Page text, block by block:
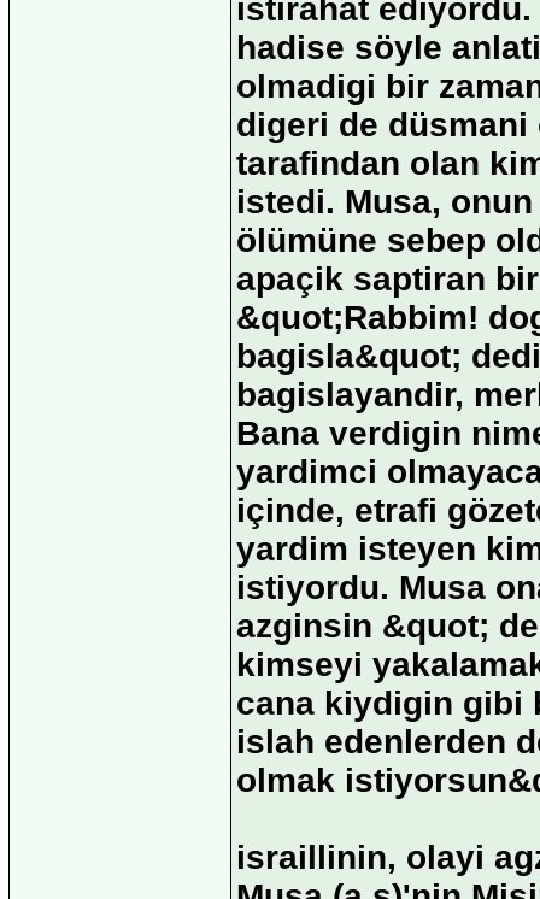
istirahat
hadise söyle
olmadigi bir
digeri de
tarafindan olan
istedi. Musa,
ölümüne sebep
apaçik saptiran
&quot;Rabbim!
bagisla&quot;
bagislayandir,
Bana verdigin
yardimci
içinde, etrafi
yardim isteyen
istiyordu. Musa
azginsin &quot;
kimseyi
cana kiydigin gibi
islah edenlerden
olmak
israillinin, olayi